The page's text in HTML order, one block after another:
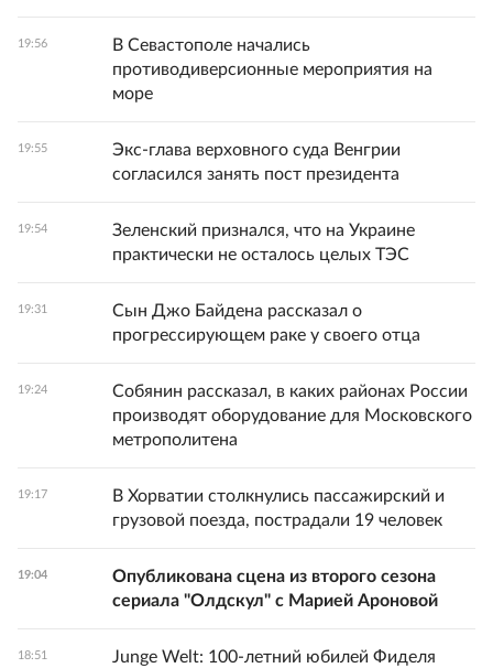
19:56
В Севастополе начались
противодиверсионные мероприятия на
море
19:55
Экс-глава верховного суда Венгрии
согласился занять пост президента
19:54
Зеленский признался, что на Украине
практически не осталось целых ТЭС
19:31
Сын Джо Байдена рассказал о
прогрессирующем раке у своего отца
19:24
Собянин рассказал, в каких районах России
производят оборудование для Московского
метрополитена
19:17
В Хорватии столкнулись пассажирский и
грузовой поезда, пострадали 19 человек
19:04
Опубликована сцена из второго сезона
сериала "Олдскул" с Марией Ароновой
18:51 Junge Welt: 100-летний юбилей Фиделя